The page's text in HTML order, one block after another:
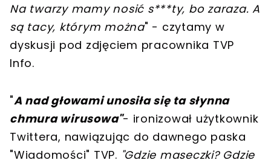
Na twarzy mamy nosić s***ty, bo zaraza. A
są tacy, którym można" - czytamy w
dyskusji pod zdjęciem pracownika TVP
Info.
"A nad głowami unosiła się ta słynna
chmura wirusowa"- ironizował użytkownik
Twittera, nawiązując do dawnego paska
"Wiadomości" TVP. "Gdzie maseczki? Gdzie